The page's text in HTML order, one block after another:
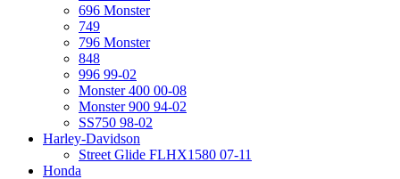
696 Monster
749
796 Monster
848
996 99-02
Monster 400 00-08
Monster 900 94-02
SS750 98-02
Harley-Davidson
Street Glide FLHX1580 07-11
Honda